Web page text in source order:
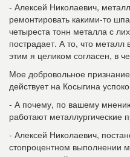
- Алексей Николаевич,
ремонтировать какими-то
четыреста тонн металла с
пострадает. А то, что
этим я целиком согласен, в
Мое добровольное
действует на Косыгина
- А почему, по вашему
работают металлургические
- Алексей Николаевич,
стопроцентном выполнении